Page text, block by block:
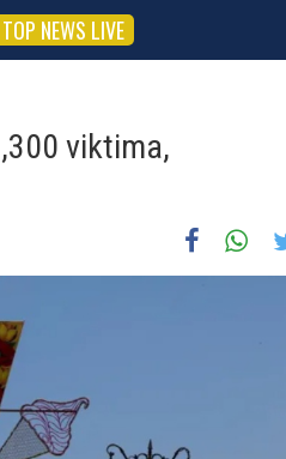
TOP NEWS LIVE
viktima,